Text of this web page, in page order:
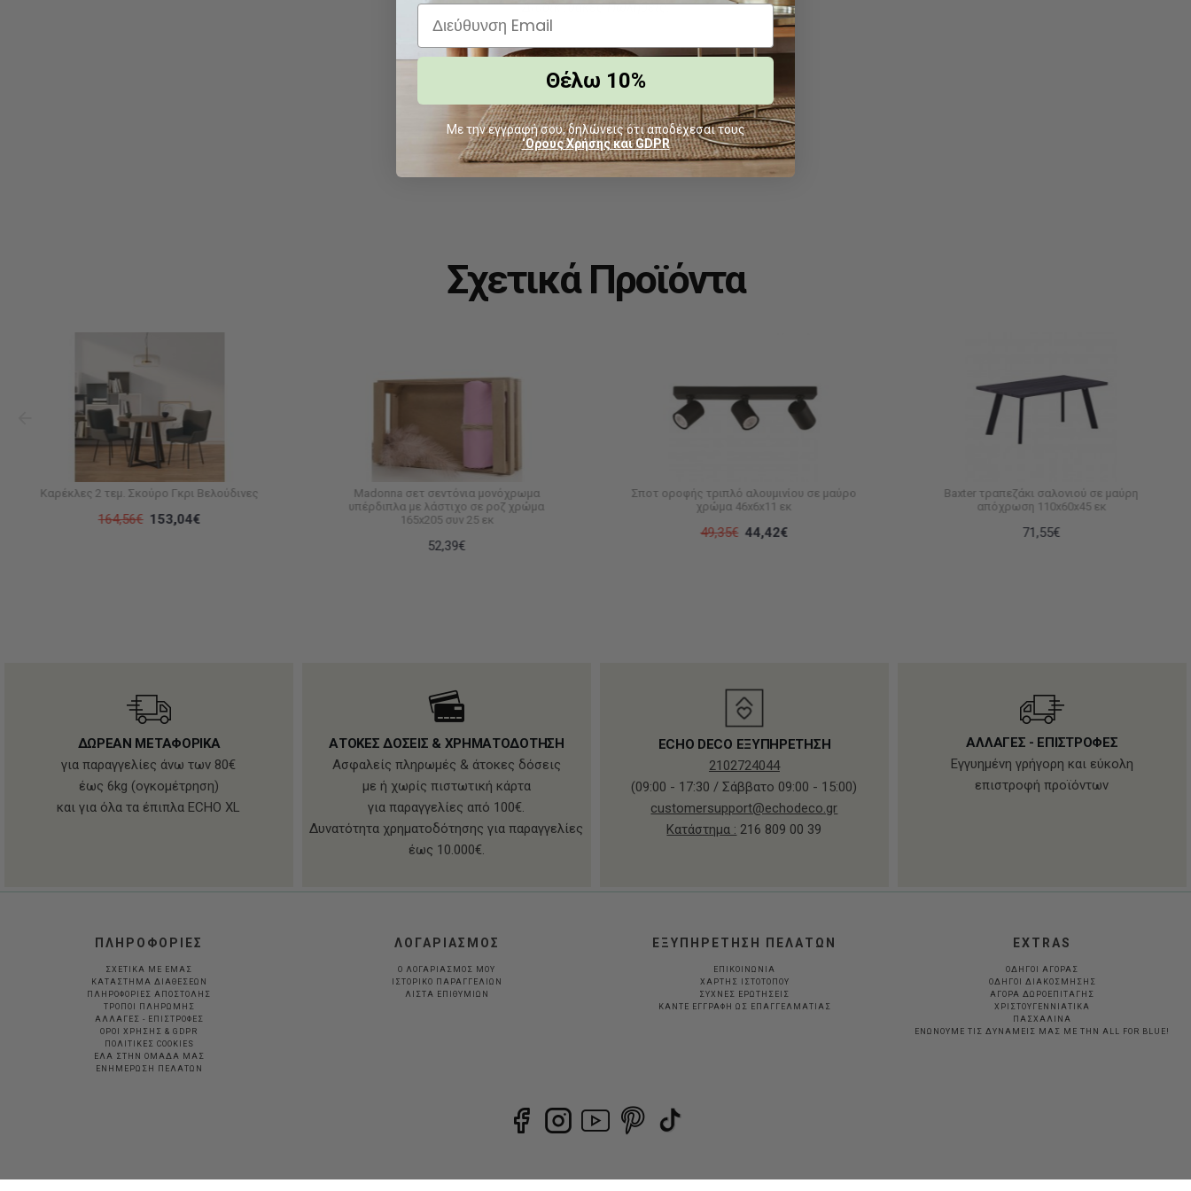
Διαδικτυακές Πωλήσεις.
Σχετικά Προϊόντα
Καρέκλες 2 τεμ. Σκούρο Γκρι Βελούδινες
164,56€ 153,04€
Madonna σετ σεντόνια μονόχρωμα
υπέρδιπλα με λάστιχο σε ροζ χρώμα
165x205 συν 25 εκ
52,39€
Σποτ οροφής τριπλό αλουμινίου σε μαύρο
χρώμα 46x6x11 εκ
49,35€ 44,42€
Baxter τραπεζάκι σαλονιού σε μαύρη
απόχρωση 110x60x45 εκ
71,55€
ΔΩΡΕΑΝ ΜΕΤΑΦΟΡΙΚΑ
για παραγγελίες άνω των 80€
έως 6kg (ογκομέτρηση)
και για όλα τα έπιπλα ECHO XL
ΑΤΟΚΕΣ ΔΟΣΕΙΣ & ΧΡΗΜΑΤΟΔΟΤΗΣΗ
Ασφαλείς πληρωμές & άτοκες δόσεις
με ή χωρίς πιστωτική κάρτα
για παραγγελίες από 100€.
Δυνατότητα χρηματοδότησης για παραγγελίες
έως 10.000€.
ECHO DECO ΕΞΥΠΗΡΕΤΗΣΗ
2102724044
(09:00 - 17:30 / Σάββατο 09:00 - 15:00)
customersupport@echodeco.gr
Κατάστημα : 216 809 00 39
ΑΛΛΑΓΕΣ - ΕΠΙΣΤΡΟΦΕΣ
Εγγυημένη γρήγορη και εύκολη
επιστροφή προϊόντων
ΠΛΗΡΟΦΟΡΙΕΣ
ΣΧΕΤΙΚΑ ΜΕ ΕΜΑΣ
ΚΑΤΑΣΤΗΜΑ ΔΙΑΘΕΣΕΩΝ
ΠΛΗΡΟΦΟΡΙΕΣ ΑΠΟΣΤΟΛΗΣ
ΤΡΟΠΟΙ ΠΛΗΡΩΜΗΣ
ΑΛΛΑΓΕΣ - ΕΠΙΣΤΡΟΦΕΣ
ΟΡΟΙ ΧΡΗΣΗΣ & GDPR
ΠΟΛΙΤΙΚΕΣ COOKIES
ΕΛΑ ΣΤΗΝ ΟΜΑΔΑ ΜΑΣ
ΕΝΗΜΕΡΩΣΗ ΠΕΛΑΤΩΝ
ΛΟΓΑΡΙΑΣΜΟΣ
Ο ΛΟΓΑΡΙΑΣΜΟΣ ΜΟΥ
ΙΣΤΟΡΙΚΟ ΠΑΡΑΓΓΕΛΙΩΝ
ΛΙΣΤΑ ΕΠΙΘΥΜΙΩΝ
ΕΞΥΠΗΡΕΤΗΣΗ ΠΕΛΑΤΩΝ
ΕΠΙΚΟΙΝΩΝΙΑ
ΧΑΡΤΗΣ ΙΣΤΟΤΟΠΟΥ
ΣΥΧΝΕΣ ΕΡΩΤΗΣΕΙΣ
ΚΆΝΤΕ ΕΓΓΡΑΦΉ ΩΣ ΕΠΑΓΓΕΛΜΑΤΊΑΣ
EXTRAS
ΟΔΗΓΟΙ ΑΓΟΡΑΣ
ΟΔΗΓΟΙ ΔΙΑΚΟΣΜΗΣΗΣ
ΑΓΟΡΑ ΔΩΡΟΕΠΙΤΑΓΗΣ
ΧΡΙΣΤΟΥΓΕΝΝΙΑΤΙΚΑ
ΠΑΣΧΑΛΙΝΑ
ΕΝΩΝΟΥΜΕ ΤΙΣ ΔΥΝΑΜΕΙΣ ΜΑΣ ΜΕ ΤΗΝ ALL FOR BLUE!
Θέλω 10%
Με την εγγραφή σου, δηλώνεις ότι αποδέχεσαι τους
‘Ορους Χρήσης και GDPR